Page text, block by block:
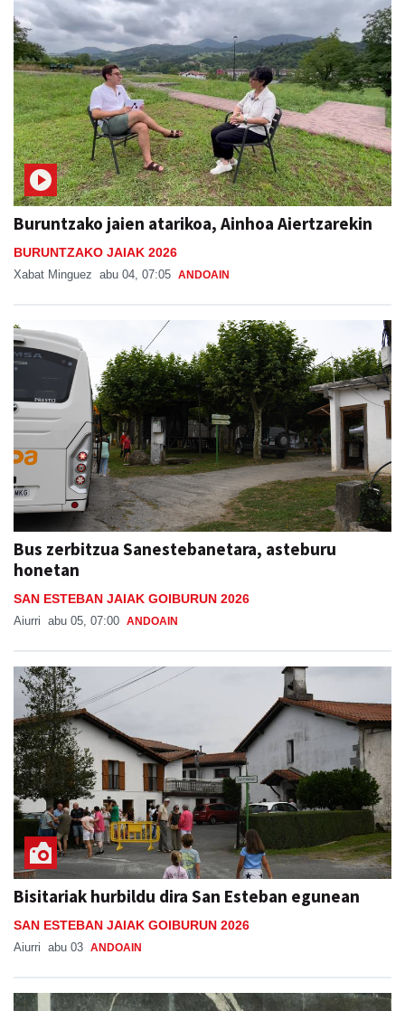
Buruntzako jaien atarikoa, Ainhoa Aiertzarekin
BURUNTZAKO JAIAK 2026
Xabat Minguez abu 04, 07:05 ANDOAIN
Bus zerbitzua Sanestebanetara, asteburu
honetan
SAN ESTEBAN JAIAK GOIBURUN 2026
Aiurri abu 05, 07:00 ANDOAIN
Bisitariak hurbildu dira San Esteban egunean
SAN ESTEBAN JAIAK GOIBURUN 2026
Aiurri abu 03 ANDOAIN